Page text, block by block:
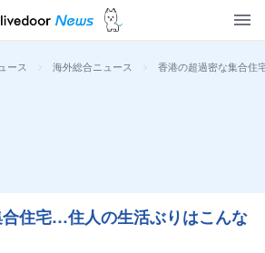
ース > 海外総合ニュース > 香港の超過密な集合住
住宅…住人の生活ぶりはこんな